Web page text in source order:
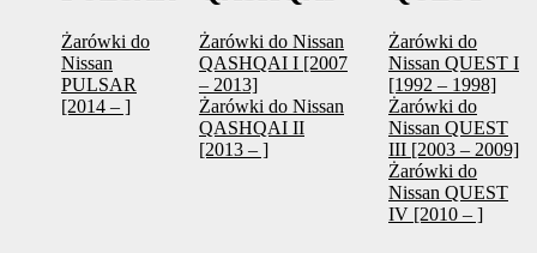
Żarówki do
Nissan
PULSAR
[2014 – ]
Żarówki do Nissan
QASHQAI I [2007
– 2013]
Żarówki do Nissan
QASHQAI II
[2013 – ]
Żarówki do
Nissan QUEST I
[1992 – 1998]
Żarówki do
Nissan QUEST
III [2003 – 2009]
Żarówki do
Nissan QUEST
IV [2010 – ]